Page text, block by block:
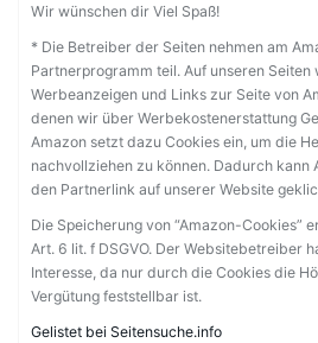
Wir wünschen dir Viel Spaß!
* Die Betreiber der Seiten nehmen am
Partnerprogramm teil. Auf unseren
Werbeanzeigen und Links zur Seite von
denen wir über Werbekostenerstattung
Amazon setzt dazu Cookies ein, um die
nachvollziehen zu können. Dadurch kann
den Partnerlink auf unserer Website
Die Speicherung von “Amazon-Cookies”
Art. 6 lit. f DSGVO. Der Websitebetreiber
Interesse, da nur durch die Cookies die
Vergütung feststellbar ist.
Gelistet bei Seitensuche.info